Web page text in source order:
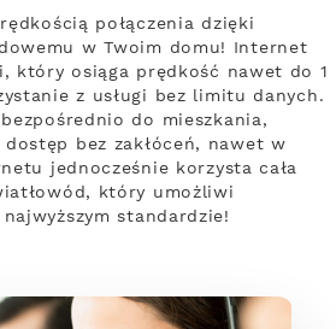
połączenia dzięki
w Twoim domu! Internet
który osiąga prędkość nawet do 1
z usługi bez limitu danych.
do mieszkania,
bez zakłóceń, nawet w
jednocześnie korzysta cała
który umożliwi
standardzie!